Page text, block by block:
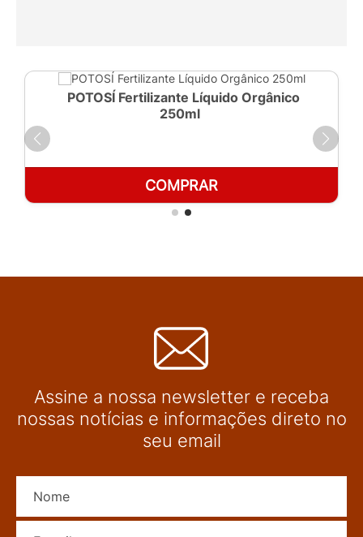
POTOSÍ Fertilizante Líquido Orgânico
250ml
COMPRAR
Assine a nossa newsletter e receba
nossas notícias e informações direto no
seu email